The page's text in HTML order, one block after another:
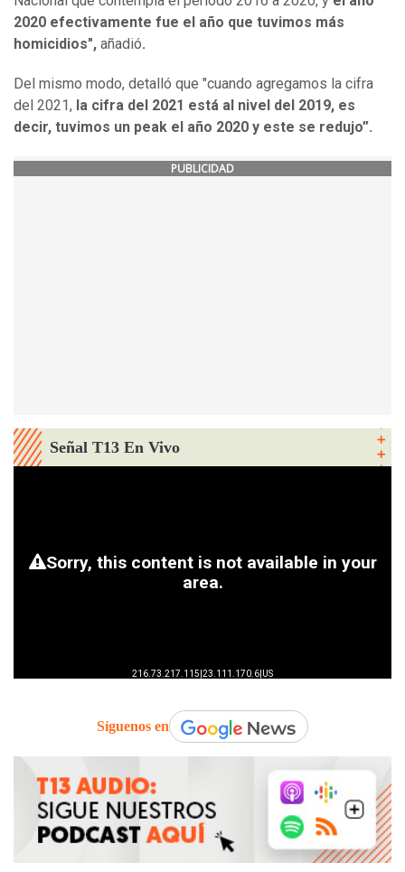
2020 efectivamente fue el año que tuvimos más
homicidios", añadió.
Del mismo modo, detalló que "cuando agregamos la cifra
del 2021, la cifra del 2021 está al nivel del 2019, es
decir, tuvimos un peak el año 2020 y este se redujo”.
PUBLICIDAD
Señal T13 En Vivo
Síguenos en